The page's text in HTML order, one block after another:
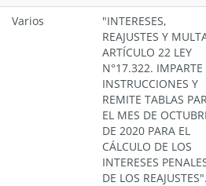
Varios
"INTERESES,
REAJUSTES Y
ARTÍCULO 22 LEY
N°17.322. IMPARTE
INSTRUCCIONES Y
REMITE TABLAS
EL MES DE
DE 2020 PARA EL
CÁLCULO DE LOS
INTERESES
DE LOS